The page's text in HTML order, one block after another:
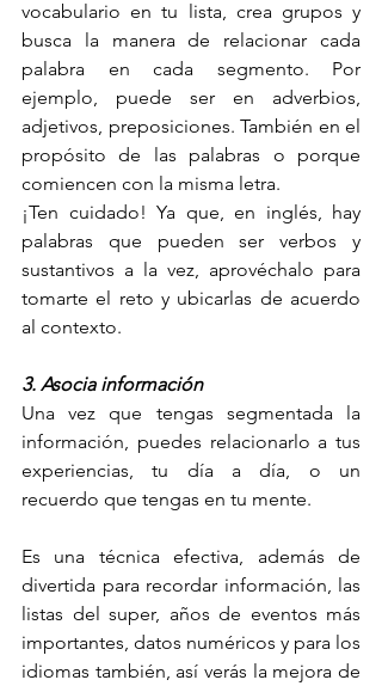
vocabulario en tu lista, crea grupos y
busca la manera de relacionar cada
palabra en cada segmento. Por
ejemplo, puede ser en adverbios,
adjetivos, preposiciones. También en el
propósito de las palabras o porque
comiencen con la misma letra.
¡Ten cuidado! Ya que, en inglés, hay
palabras que pueden ser verbos y
sustantivos a la vez, aprovéchalo para
tomarte el reto y ubicarlas de acuerdo
al contexto.
3. Asocia información
Una vez que tengas segmentada la
información, puedes relacionarlo a tus
experiencias, tu día a día, o un
recuerdo que tengas en tu mente.
Es una técnica efectiva, además de
divertida para recordar información, las
listas del super, años de eventos más
importantes, datos numéricos y para los
idiomas también, así verás la mejora de